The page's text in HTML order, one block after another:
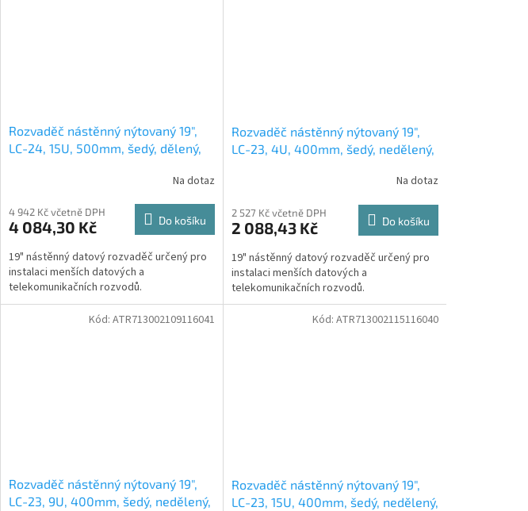
Rozvaděč nástěnný nýtovaný 19",
LC-24, 15U, 500mm, šedý, dělený,
Na dotaz
4 942 Kč včetně DPH
4 084,30 Kč Do košíku
19" nástěnný datový rozvaděč určený pro
instalaci menších datových a
telekomunikačních rozvodů.
Rozvaděč nástěnný nýtovaný 19",
LC-23, 4U, 400mm, šedý, nedělený,
Na dotaz
2 527 Kč včetně DPH
2 088,43 Kč Do košíku
19" nástěnný datový rozvaděč určený pro
instalaci menších datových a
telekomunikačních rozvodů.
Rozvaděč nástěnný nýtovaný 19",
LC-23, 9U, 400mm, šedý, nedělený,
Kód: ATR713002109116041
Rozvaděč nástěnný nýtovaný 19",
LC-23, 15U, 400mm, šedý, nedělený,
Kód: ATR713002115116040